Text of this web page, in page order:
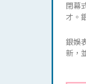
閉幕
才。
銀娛
新，